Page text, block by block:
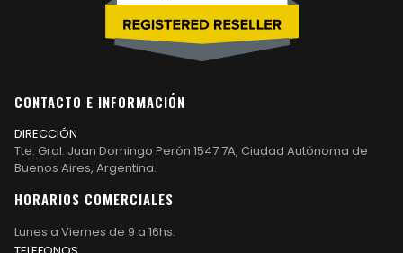
CONTACTO E INFORMACIÓN
DIRECCIÓN
Tte. Gral. Juan Domingo Perón 1547 7A, Ciudad Autónoma de
Buenos Aires, Argentina.
HORARIOS COMERCIALES
Lunes a Viernes de 9 a 16hs.